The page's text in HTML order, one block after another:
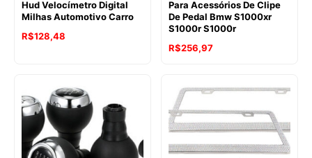
Hud Velocímetro Digital
Milhas Automotivo Carro
R$128,48
Para Acessórios De Clipe
De Pedal Bmw S1000xr
S1000r S1000r
R$256,97